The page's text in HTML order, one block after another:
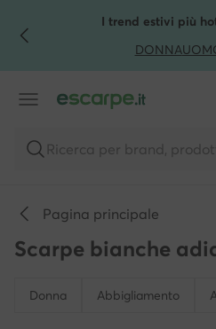
VAI AL CONTENUTO
VAI ALLA RICERCAI trend estivi più
DONNA
Ricerca per brand,
Pagina principale
Scarpe bianche
Donna Abbigliamento